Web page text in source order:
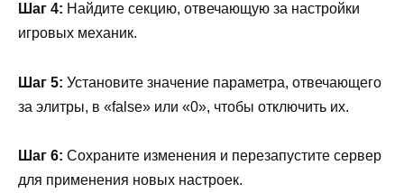
Шаг 4: Найдите секцию, отвечающую за настройки
игровых механик.
Шаг 5: Установите значение параметра, отвечающего
за элитры, в «false» или «0», чтобы отключить их.
Шаг 6: Сохраните изменения и перезапустите сервер
для применения новых настроек.